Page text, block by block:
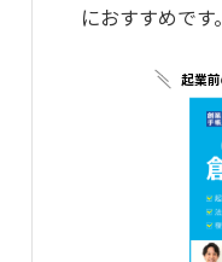
におすすめです。